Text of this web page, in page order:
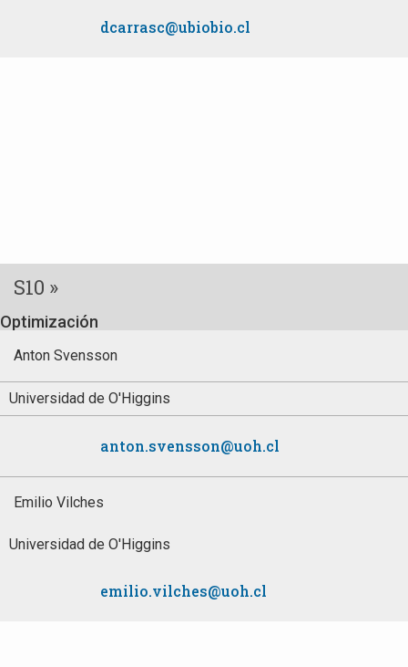
dcarrasc@ubiobio.cl
S10 »
Optimización
Anton Svensson
Universidad de O'Higgins
anton.svensson@uoh.cl
Emilio Vilches
Universidad de O'Higgins
emilio.vilches@uoh.cl